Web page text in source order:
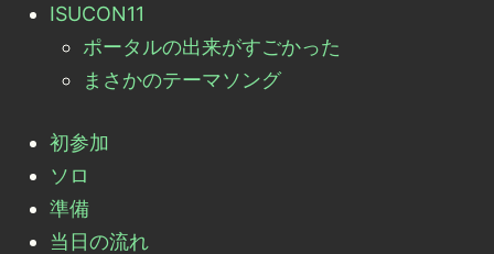
ISUCON11
ポータルの出来がすごかった
まさかのテーマソング
初参加
ソロ
準備
当日の流れ